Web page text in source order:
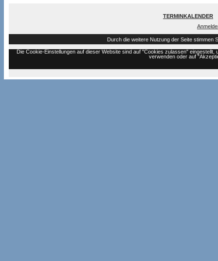
TERMINKALENDER
Durch die weitere Nutzung der Seite stimmen
Die Cookie-Einstellungen auf dieser Website sind auf "Cookies zulassen"
verwenden oder auf